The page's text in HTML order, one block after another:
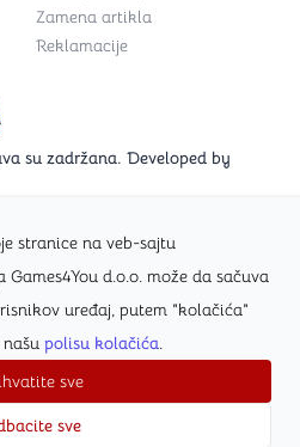
stranice na veb-sajtu
d.o.o. može da sačuva
uređaj, putem "kolačića"
polisu kolačića.
sve
sve
su zadržana. Developed by
/Games4you.rs
@games4yours
Zamena artikla
Reklamacije